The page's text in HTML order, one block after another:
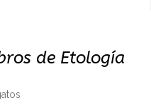
de Etología